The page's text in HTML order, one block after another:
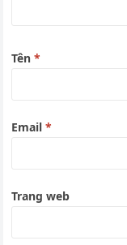
Tên*
Email*
Trang web